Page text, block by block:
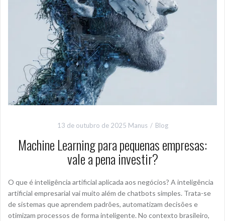
13 de outubro de 2025 Manus Blog
Machine Learning para pequenas empresas:
vale a pena investir?
O que é inteligência artificial aplicada aos negócios? A inteligência
artificial empresarial vai muito além de chatbots simples. Trata-se
de sistemas que aprendem padrões, automatizam decisões e
otimizam processos de forma inteligente. No contexto brasileiro,